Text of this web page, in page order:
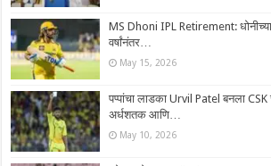
MS Dhoni IPL Retirement: धोनीच्या
वर्षांनंतर…
May 15, 2026
पप्पांचा लाडका Urvil Patel बनला
अर्धशतक आणि…
May 10, 2026